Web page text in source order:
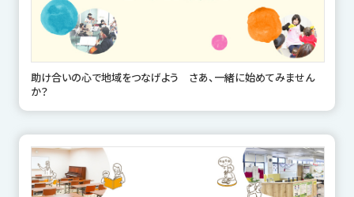
助け合いの心で地域をつなげよう さあ、一緒に始めてみません
か？